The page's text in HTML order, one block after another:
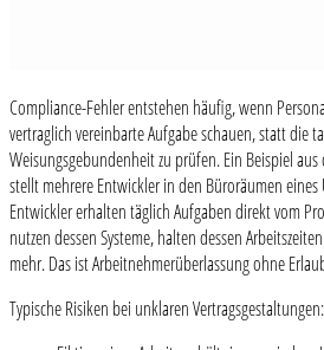
Compliance-Fehler entstehen häufig, wenn
vertraglich vereinbarte Aufgabe schauen, statt die
Weisungsgebundenheit zu prüfen. Ein Beispiel aus
stellt mehrere Entwickler in den Büroräumen
Entwickler erhalten täglich Aufgaben direkt vom
nutzen dessen Systeme, halten dessen
mehr. Das ist Arbeitnehmerüberlassung ohne
Typische Risiken bei unklaren Vertragsgestaltungen: